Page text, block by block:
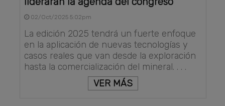
02/Oct/2025 5:02pm
La edición 2025 tendrá un fuerte enfoque
en la aplicación de nuevas tecnologías y
casos reales que van desde la exploración
hasta la comercialización del mineral. . . .
VER MÁS